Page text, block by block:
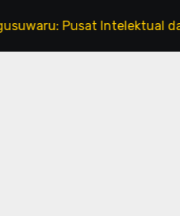
Pusat Intelektual dan